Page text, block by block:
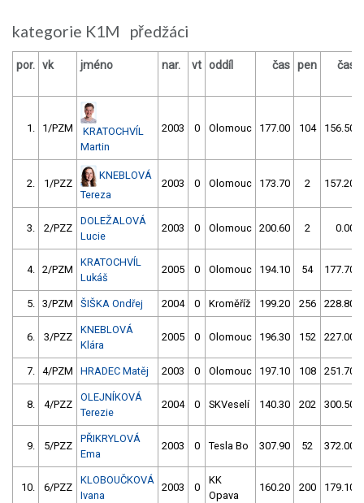
kategorie K1M předžáci
por. vk jméno nar. vt oddíl čas pen čas
1. 1/PZM
KRATOCHVÍL
Martin
2003 0 Olomouc 177.00 104 156.50
2. 1/PZZ
KNEBLOVÁ
Tereza
2003 0 Olomouc 173.70 2 157.20
3. 2/PZZ
DOLEŽALOVÁ
Lucie
2003 0 Olomouc 200.60 2 0.00
4. 2/PZM
KRATOCHVÍL
Lukáš
2005 0 Olomouc 194.10 54 177.70
5. 3/PZM ŠIŠKA Ondřej 2004 0 Kroměříž 199.20 256 228.80
6. 3/PZZ
KNEBLOVÁ
Klára
2005 0 Olomouc 196.30 152 227.00
7. 4/PZM HRADEC Matěj 2003 0 Olomouc 197.10 108 251.70
8. 4/PZZ
OLEJNÍKOVÁ
Terezie
2004 0 SKVeselí 140.30 202 300.50
9. 5/PZZ
PŘIKRYLOVÁ
Ema
2003 0 Tesla Bo 307.90 52 372.00
10. 6/PZZ
KLOBOUČKOVÁ
Ivana
2003 0
KK
Opava
160.20 200 179.10